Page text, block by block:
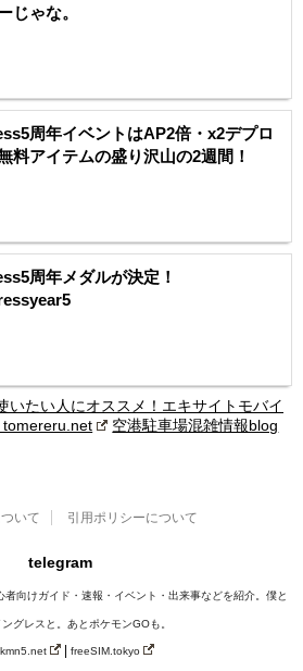
じゃな。
周年イベントはAP2倍・x2デプロ
料アイテムの盛り沢山の2週間！
周年メダルが決定！
いたい人にオススメ！エキサイトモバイ
tomereru.net 空港駐車場混雑情報blog
いて 引用ポリシーについて
telegram
向けガイド・速報・イベント・出来事などを紹介。僕と
グレスと。あとポケモンGOも。
| freeSIM.tokyo